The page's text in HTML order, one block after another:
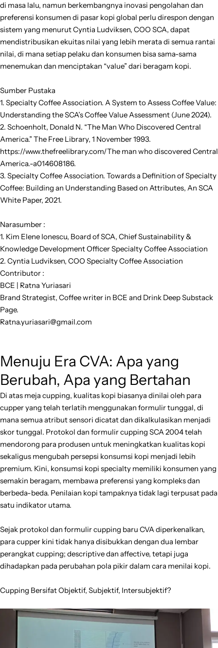
di masa lalu, namun berkembangnya inovasi pengolahan dan
preferensi konsumen di pasar kopi global perlu direspon dengan
sistem yang menurut Cyntia Ludviksen, COO SCA, dapat
mendistribusikan ekuitas nilai yang lebih merata di semua rantai
nilai, di mana setiap pelaku dan konsumen bisa sama-sama
menemukan dan menciptakan “value” dari beragam kopi.
Sumber Pustaka
1. Specialty Coffee Association. A System to Assess Coffee Value:
Understanding the SCA’s Coffee Value Assessment (June 2024).
2. Schoenholt, Donald N. “The Man Who Discovered Central
America.” The Free Library, 1 November 1993.
https://www.thefreelibrary.com/The man who discovered Central
America.-a014608186.
3. Specialty Coffee Association. Towards a Definition of Specialty
Coffee: Building an Understanding Based on Attributes, An SCA
White Paper, 2021.
Narasumber :
1. Kim Elene Ionescu, Board of SCA, Chief Sustainability &
Knowledge Development Officer Specialty Coffee Association
2. Cyntia Ludviksen, COO Specialty Coffee Association
Contributor :
BCE | Ratna Yuriasari
Brand Strategist, Coffee writer in BCE and Drink Deep Substack
Page.
Ratna.yuriasari@gmail.com
Menuju Era CVA: Apa yang
Berubah, Apa yang Bertahan
Di atas meja cupping, kualitas kopi biasanya dinilai oleh para
cupper yang telah terlatih menggunakan formulir tunggal, di
mana semua atribut sensori dicatat dan dikalkulasikan menjadi
skor tunggal. Protokol dan formulir cupping SCA 2004 telah
mendorong para produsen untuk meningkatkan kualitas kopi
sekaligus mengubah persepsi konsumsi kopi menjadi lebih
premium. Kini, konsumsi kopi specialty memiliki konsumen yang
semakin beragam, membawa preferensi yang kompleks dan
berbeda-beda. Penilaian kopi tampaknya tidak lagi terpusat pada
satu indikator utama.
Sejak protokol dan formulir cupping baru CVA diperkenalkan,
para cupper kini tidak hanya disibukkan dengan dua lembar
perangkat cupping; descriptive dan affective, tetapi juga
dihadapkan pada perubahan pola pikir dalam cara menilai kopi.
Cupping Bersifat Objektif, Subjektif, Intersubjektif?